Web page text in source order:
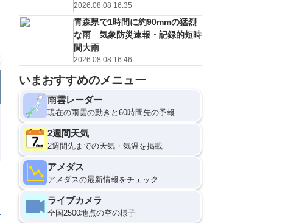
2026.08.08 16:35
青森県で1時間に約90mmの猛烈
な雨 気象防災速報・記録的短時
間大雨
2026.08.08 16:46
いまおすすめのメニュー
雨雲レーダー
現在の雨雲の動きと60時間先の予報
2週間天気
2週間先までの天気・気温を掲載
アメダス
アメダスの最新情報をチェック
ライブカメラ
全国2500地点の空の様子